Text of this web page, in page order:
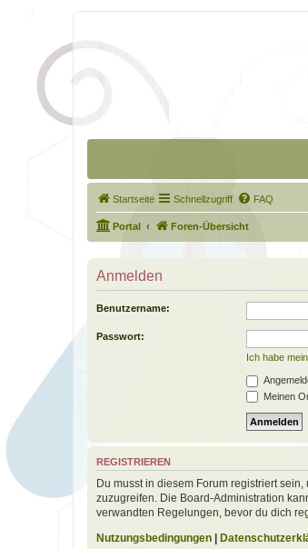
Startseite Schnellzugriff FAQ
Portal Foren-Übersicht
Anmelden
Benutzername:
Passwort:
Ich habe
Meinen
REGISTRIEREN
Du musst in diesem Forum registriert
zuzugreifen. Die Board-Administration
verwandten Regelungen, bevor du dich
Nutzungsbedingungen |